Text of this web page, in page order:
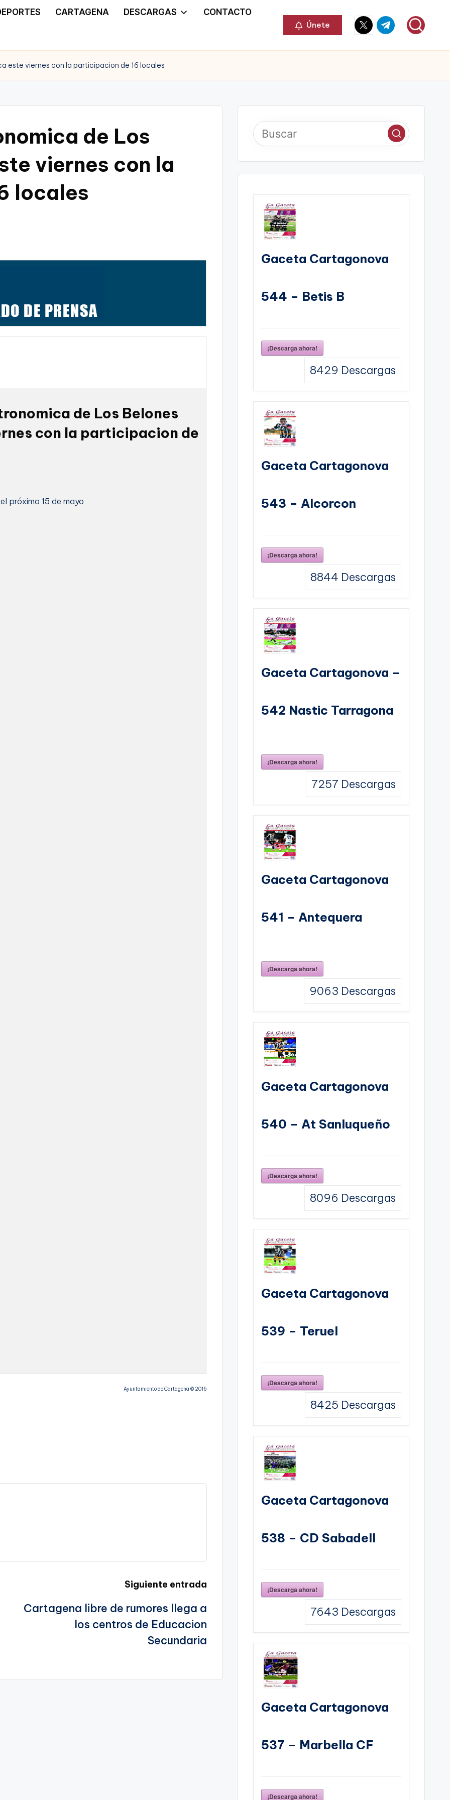
CARTAGENA DESCARGAS CONTACTO
Únete
Elemento
del
Elemento
del
este viernes con la participacion de 16 locales
de Los
viernes con la
locales
de Los Belones
con la participacion de
próximo 15 de mayo
Ayuntamiento de Cartagena © 2016
Siguiente entrada
Cartagena libre de rumores llega a
los centros de Educacion
Secundaria
Gaceta Cartagonova
544 – Betis B
¡Descarga ahora!
8429 Descargas
Gaceta Cartagonova
543 – Alcorcon
¡Descarga ahora!
8844 Descargas
Gaceta Cartagonova –
542 Nastic Tarragona
¡Descarga ahora!
7257 Descargas
Gaceta Cartagonova
541 – Antequera
¡Descarga ahora!
9063 Descargas
Gaceta Cartagonova
540 – At Sanluqueño
¡Descarga ahora!
8096 Descargas
Gaceta Cartagonova
539 – Teruel
¡Descarga ahora!
8425 Descargas
Gaceta Cartagonova
538 – CD Sabadell
¡Descarga ahora!
7643 Descargas
Gaceta Cartagonova
537 – Marbella CF
¡Descarga ahora!